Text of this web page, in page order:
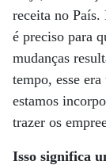
receita no País.
é preciso para
mudanças
tempo, esse
estamos
trazer os
Isso significa